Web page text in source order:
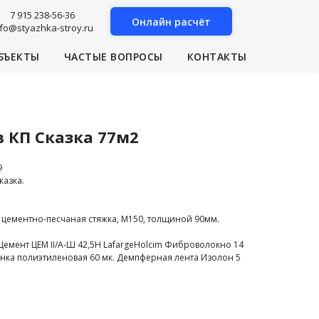
7 915 238-56-36
stroy.ru
Онлайн расчёт
ЧАСТЫЕ ВОПРОСЫ КОНТАКТЫ
КП Сказка 77м2
песчаная стяжка, М150, толщиной 90мм.
ЦЕМ II/A-Ш 42,5Н LafargeHolcim Фиброволокно 14
полиэтиленовая 60 мк. Демпферная лента Изолон 5